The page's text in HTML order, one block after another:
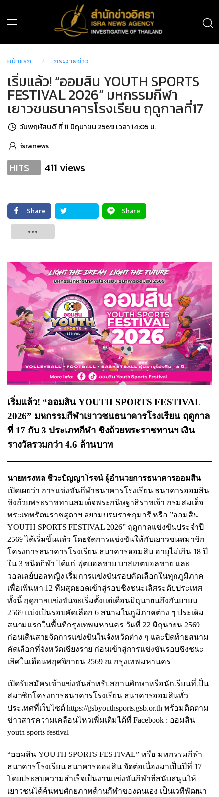
หน้าแรก กระจายข่าว
เริ่มแล้ว! “ออมสิน YOUTH SPORTS
FESTIVAL 2026” มหกรรมกีฬา
เยาวชนธนาคารโรงเรียน ฤดูกาลที่17
วันพฤหัสบดี ที่ 11 มิถุนายน 2569 เวลา 14:05 น.
isranews
HITS 411 views
Share
Share
เริ่มแล้ว! “ออมสิน YOUTH SPORTS FESTIVAL
2026” มหกรรมกีฬาเยาวชนธนาคารโรงเรียน ฤดูกาล
ที่ 17 กับ 3 ประเภทกีฬา ชิงถ้วยพระราชทานฯ เงิน
รางวัลรวมกว่า 4.6 ล้านบาท
นายทรงพล ชีวะปัญญาโรจน์ ผู้อำนวยการธนาคารออมสิน
เปิดเผยว่า การแข่งขันกีฬาธนาคารโรงเรียน ธนาคารออมสิน
ชิงถ้วยพระราชทานสมเด็จพระกนิษฐาธิราชเจ้า กรมสมเด็จ
พระเทพรัตนราชสุดาฯ สยามบรมราชกุมารี หรือ ”ออมสิน
YOUTH SPORTS FESTIVAL 2026” ฤดูกาลแข่งขันประจำปี
2569 ได้เริ่มขึ้นแล้ว โดยจัดการแข่งขันให้กับเยาวชนสมาชิก
โครงการธนาคารโรงเรียน ธนาคารออมสิน อายุไม่เกิน 18 ปี
ใน 3 ชนิดกีฬา ได้แก่ ฟุตบอลชาย บาสเกตบอลชาย และ
วอลเลย์บอลหญิง เริ่มการแข่งขันรอบคัดเลือกในทุกภูมิภาค
เพื่อเฟ้นหา 12 ทีมสุดยอดเข้าสู่รอบชิงชนะเลิศระดับประเทศ
ทั้งนี้ ฤดูกาลแข่งขันจะเริ่มตั้งแต่เดือนมิถุนายนถึงกันยายน
2569 แบ่งเป็นรอบคัดเลือก 6 สนามในภูมิภาคต่าง ๆ ประเดิม
สนามแรกในพื้นที่กรุงเทพมหานคร วันที่ 22 มิถุนายน 2569
ก่อนเดินสายจัดการแข่งขันในจังหวัดต่าง ๆ และปิดท้ายสนาม
คัดเลือกที่จังหวัดเชียงราย ก่อนเข้าสู่การแข่งขันรอบชิงชนะ
เลิศในเดือนพฤศจิกายน 2569 ณ กรุงเทพมหานคร
เปิดรับสมัครเข้าแข่งขันสำหรับสถานศึกษาหรือนักเรียนที่เป็น
สมาชิกโครงการธนาคารโรงเรียน ธนาคารออมสินทั่ว
ประเทศที่เว็บไซต์ https://gsbyouthsports.gsb.or.th พร้อมติดตาม
ข่าวสารความเคลื่อนไหวเพิ่มเติมได้ที่ Facebook : ออมสิน
youth sports festival
“ออมสิน YOUTH SPORTS FESTIVAL” หรือ มหกรรมกีฬา
ธนาคารโรงเรียน ธนาคารออมสิน จัดต่อเนื่องมาเป็นปีที่ 17
โดยประสบความสำเร็จเป็นงานแข่งขันกีฬาที่สนับสนุนให้
เยาวชนได้ค้นพบศักยภาพด้านกีฬาของตนเอง เป็นเวทีพัฒนา